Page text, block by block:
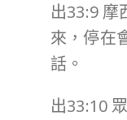
出33:9 摩
來，停在
話。
出33:10